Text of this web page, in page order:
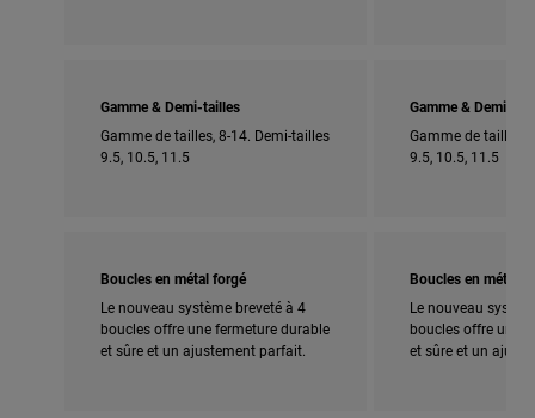
Gamme & Demi-tailles
Gamme de tailles, 8-14. Demi-tailles
9.5, 10.5, 11.5
Gamme & Demi-
Gamme de tailles,
9.5, 10.5, 11.5
Boucles en métal forgé
Le nouveau système breveté à 4
boucles offre une fermeture durable
et sûre et un ajustement parfait.
Boucles en métal
Le nouveau
boucles offre une
et sûre et un